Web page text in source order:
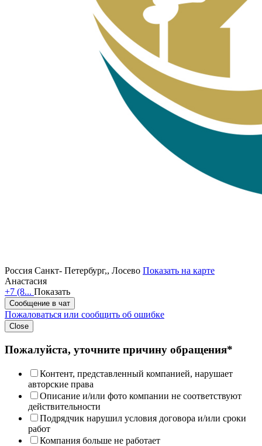
Россия Санкт- Петербург,, Лосево Показать на карте
Анастасия
+7 (8... Показать
Сообщение в чат
Пожаловаться или сообщить об ошибке
Close
Пожалуйста, уточните причину обращения*
Контент, представленный компанией, нарушает
авторские права
Описание и/или фото компании не соответствуют
действительности
Подрядчик нарушил условия договора и/или сроки
работ
Компания больше не работает